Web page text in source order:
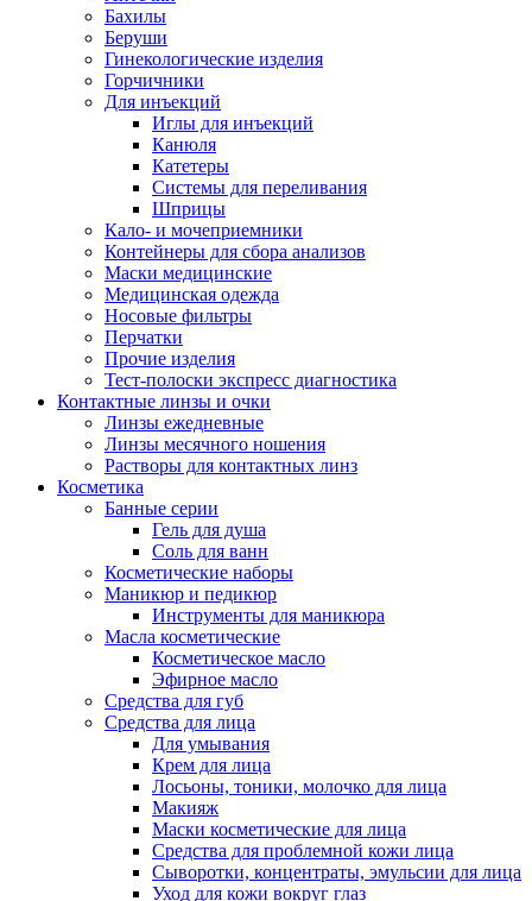
Бахилы
Беруши
Гинекологические изделия
Горчичники
Для инъекций
Иглы для инъекций
Канюля
Катетеры
Системы для переливания
Шприцы
Кало- и мочеприемники
Контейнеры для сбора анализов
Маски медицинские
Медицинская одежда
Носовые фильтры
Перчатки
Прочие изделия
Тест-полоски экспресс диагностика
Контактные линзы и очки
Линзы ежедневные
Линзы месячного ношения
Растворы для контактных линз
Косметика
Банные серии
Гель для душа
Соль для ванн
Косметические наборы
Маникюр и педикюр
Инструменты для маникюра
Масла косметические
Косметическое масло
Эфирное масло
Средства для губ
Средства для лица
Для умывания
Крем для лица
Лосьоны, тоники, молочко для лица
Макияж
Маски косметические для лица
Средства для проблемной кожи лица
Сыворотки, концентраты, эмульсии для лица
Уход для кожи вокруг глаз